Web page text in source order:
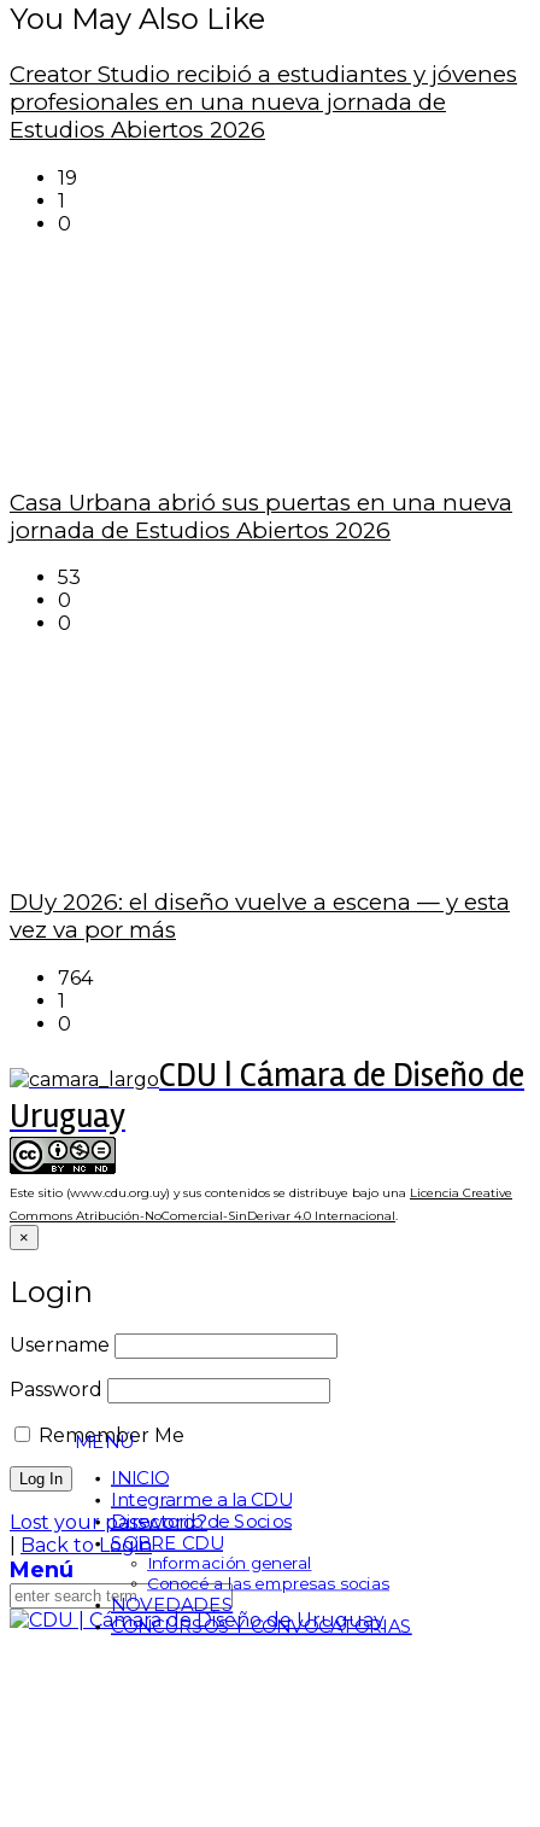
You May Also Like
Creator Studio recibió a estudiantes y jóvenes
profesionales en una nueva jornada de
Estudios Abiertos 2026
19
1
0
Casa Urbana abrió sus puertas en una nueva
jornada de Estudios Abiertos 2026
53
0
0
DUy 2026: el diseño vuelve a escena — y esta
vez va por más
764
1
0
CDU | Cámara de Diseño de
Uruguay
Este sitio (www.cdu.org.uy) y sus contenidos se distribuye bajo una Licencia Creative
Commons Atribución-NoComercial-SinDerivar 4.0 Internacional.
×
Login
Username
Password
Remember Me
Lost your password?
Back to Login
Menú
MENÚ
INICIO
Integrarme a la CDU
Directorio de Socios
SOBRE CDU
Información general
Conocé a las empresas socias
NOVEDADES
CONCURSOS Y CONVOCATORIAS